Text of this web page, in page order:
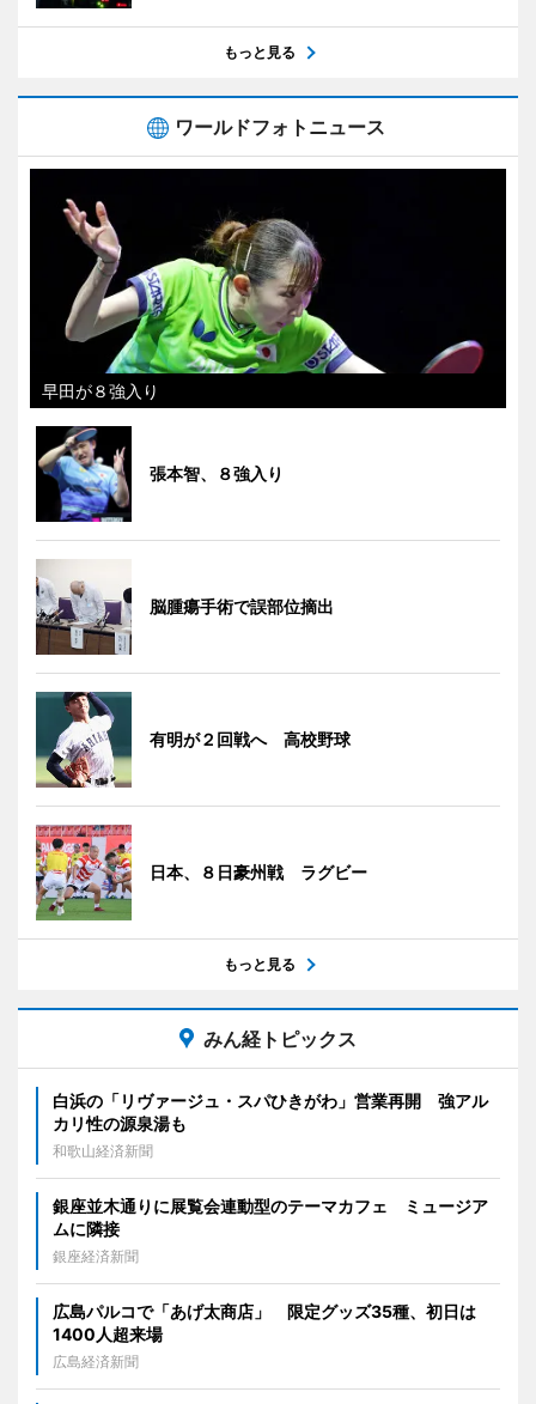
もっと見る
ワールドフォトニュース
早田が８強入り
張本智、８強入り
脳腫瘍手術で誤部位摘出
有明が２回戦へ 高校野球
日本、８日豪州戦 ラグビー
もっと見る
みん経トピックス
白浜の「リヴァージュ・スパひきがわ」営業再開 強アル
カリ性の源泉湯も
和歌山経済新聞
銀座並木通りに展覧会連動型のテーマカフェ ミュージア
ムに隣接
銀座経済新聞
広島パルコで「あげ太商店」 限定グッズ35種、初日は
1400人超来場
広島経済新聞